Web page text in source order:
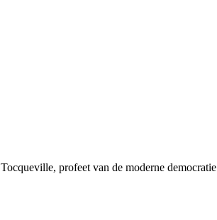
profeet van de moderne democratie